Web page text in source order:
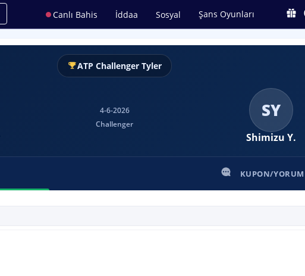
Canlı Bahis İddaa Sosyal Şans Oyunları
ATP Challenger Tyler
4-6-2026
Challenger
SY
Shimizu Y.
KUPON/YORUM